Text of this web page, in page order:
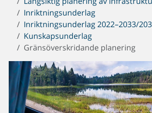
Inriktningsunderlag
Inriktningsunderlag 2022–2033/
Kunskapsunderlag
Gränsöverskridande planering